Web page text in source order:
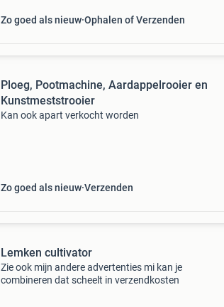
Zo goed als nieuw Ophalen of Verzenden
Ploeg, Pootmachine, Aardappelrooier en
Kunstmeststrooier
Kan ook apart verkocht worden
Zo goed als nieuw Verzenden
Lemken cultivator
Zie ook mijn andere advertenties mi kan je
combineren dat scheelt in verzendkosten